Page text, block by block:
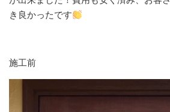
き良かったです
施工前